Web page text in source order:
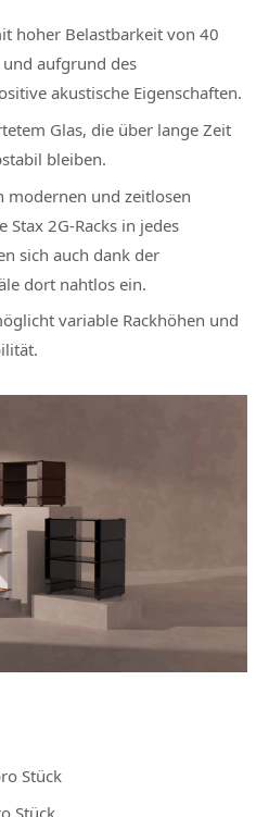
hoher Belastbarkeit von 40
aufgrund des
akustische Eigenschaften.
Glas, die über lange Zeit
bleiben.
modernen und zeitlosen
Stax 2G-Racks in jedes
sich auch dank der
dort nahtlos ein.
variable Rackhöhen und
Stück
Stück